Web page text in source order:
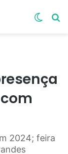
2024; feira